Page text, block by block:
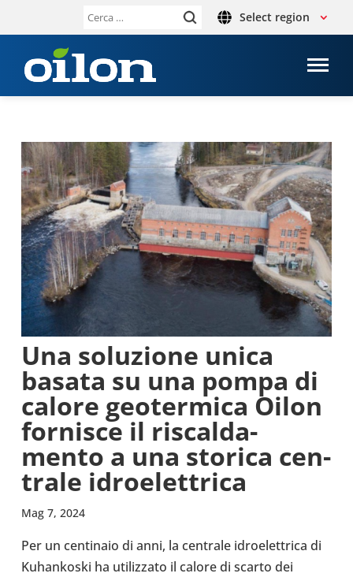
Ricerca Select region
Una solu­zione unica
basata su una pompa di
calore geo­ter­mica Oilon
for­ni­sce il riscal­da­
mento a una storica cen­
trale idroe­let­trica
Mag 7, 2024
Per un cen­ti­naio di anni, la cen­trale idroe­let­trica di
Kuhan­ko­ski ha uti­liz­zato il calore di scarto dei